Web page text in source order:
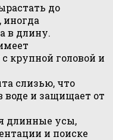
до
иногда
в длину.
крупной головой и
слизью, что
воде и защищает от
длинные усы,
и поиске